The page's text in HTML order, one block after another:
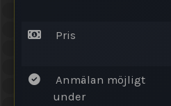
Pris
Anmälan möjligt
under